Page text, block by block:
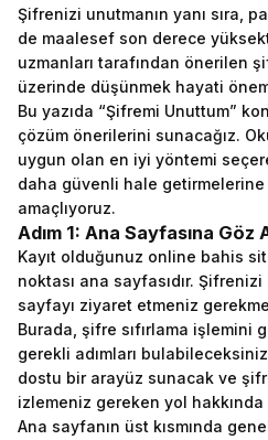
Şifrenizi unutmanın yanı sıra,
de maalesef son derece
uzmanları tarafından önerilen
üzerinde düşünmek hayati
Bu yazıda “Şifremi Unuttum”
çözüm önerilerini sunacağız.
uygun olan en iyi yöntemi
daha güvenli hale getirmelerine
amaçlıyoruz.
Adım 1: Ana Sayfasına Göz
Kayıt olduğunuz online bahis
noktası ana sayfasıdır.
sayfayı ziyaret etmeniz
Burada, şifre sıfırlama işlemini
gerekli adımları
dostu bir arayüz sunacak ve
izlemeniz gereken yol
Ana sayfanın üst kısmında